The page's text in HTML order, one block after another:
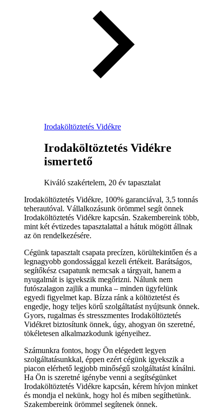
Irodaköltöztetés Vidékre
Irodaköltöztetés Vidékre
ismertető
Kiváló szakértelem, 20 év tapasztalat
Irodaköltöztetés Vidékre, 100% garanciával, 3,5 tonnás
teherautóval. Vállalkozásunk örömmel segít önnek
Irodaköltöztetés Vidékre kapcsán. Szakembereink több,
mint két évtizedes tapasztalattal a hátuk mögött állnak
az ön rendelkezésére.
Cégünk tapasztalt csapata precízen, körültekintően és a
legnagyobb gondossággal kezeli értékeit. Barátságos,
segítőkész csapatunk nemcsak a tárgyait, hanem a
nyugalmát is igyekszik megőrizni. Nálunk nem
futószalagon zajlik a munka – minden ügyfelünk
egyedi figyelmet kap. Bízza ránk a költöztetést és
engedje, hogy teljes körű szolgáltatást nyújtsunk önnek.
Gyors, rugalmas és stresszmentes Irodaköltöztetés
Vidékret biztosítunk önnek, úgy, ahogyan ön szeretné,
tökéletesen alkalmazkodunk igényeihez.
Számunkra fontos, hogy Ön elégedett legyen
szolgáltatásunkkal, éppen ezért cégünk igyekszik a
piacon elérhető legjobb minőségű szolgáltatást kínálni.
Ha Ön is szeretné igénybe venni a segítségünket
Irodaköltöztetés Vidékre kapcsán, kérem hívjon minket
és mondja el nekünk, hogy hol és miben segíthetünk.
Szakembereink örömmel segítenek önnek.